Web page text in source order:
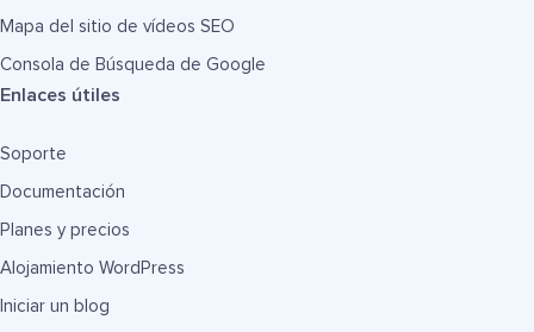
Mapa del sitio de vídeos SEO
Consola de Búsqueda de Google
Enlaces útiles
Soporte
Documentación
Planes y precios
Alojamiento WordPress
Iniciar un blog